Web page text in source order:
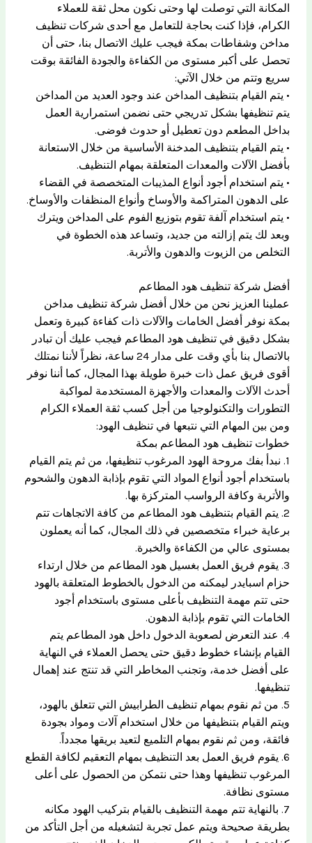
المكانة التي توصلت لها وحتى نكون محل ثقة للعملاء
الكرام، فإذا كنت بحاجة للتعامل مع أحدى شركات تنظيف
مداخن وشفاطات بمكة فيجب عليك الاتصال بنا، حتى أن
تحصل على أكبر مستوى من الكفاءة والجودة الفائقة بوقت
سريع وتتم من خلال الآتي:
• يتم القيام بتنظيف المداخن عند وجود العديد من المداخن
يتم تنظيفها بشكل تدريجي حتى نضمن استمرارية العمل
بداخل المطعم دون تعطيل أو حدوث فوضى.
• يتم القيام بتنظيف المدخنة الأساسية من خلال الاستعانة
بأفضل الآلات والمعدات المتعلقة بمهام التنظيف.
• يتم استخدام أجود أنواع المذيبات المتخصصة في القضاء
على الدهون المتراكمة والأوساخ وأنواع المنظفات والأوساخ.
• يتم استخدام آلفة تقوم بتوزيع الفوم على المداخن ويترك
وبعد لك يتم إزالته من جديد، وتساعد هذه الخطوة في
التخلص من الزيوت والدهون والأتربة.
أفضل شركة تنظيف هود المطاعم
عملينا العزيز نحن من خلال أفضل شركة تنظيف مداخن
بمكة نوفر أفضل الخامات والآلات ذات كفاءة كبيرة وتعمل
بشكل دقيق في تنظيف هود المطاعم فيجب عليك أن تبادر
بالاتصال بنا بأي وقت على مدار 24 ساعة، نظراً لأننا نمتلك
أقوى فريق عمل ذات خبرة طويلة بهذا المجال، كما أننا نوفر
أحدث الآلات والمعدات والأجهزة المستخدمة لمواكبة
التطورات والتكنولوجيا من أجل كسب ثقة العملاء الكرام
ومن بين المهام التي نتبعها في تنظيف الهود:
خطوات تنظيف هود المطاعم بمكة
1. نبدأ بفك مروحة الهود المرغوب تنظيفها، من ثم يتم القيام
باستخدام أجود أنواع المواد التي تقوم بإذابة الدهون والشحوم
والأتربة وكافة الرواسب المتركزة بها.
2. يتم القيام بتنظيف هود المطاعم من كافة الاتجاهات تتم
برعاية خبراء متخصصين في ذلك المجال، كما أنه يعملون
بمستوى عالي من الكفاءة والخبرة.
3. يقوم فريق العمل بغسيل هود المطاعم من خلال ارتداء
حزام اسبايدر ليمكنه من الدخول بالخطوط المتعلقة بالهود
حتى تتم مهمة التنظيف بأعلى مستوى باستخدام أجود
الخامات التي تقوم بإذابة الدهون.
4. عند التعرض لصعوبة الدخول داخل هود المطاعم يتم
القيام بإنشاء خطوط دقيق حتى يحصل العملاء في النهاية
على أفضل خدمة، وتجنب المخاطر التي قد تنتج عند إهمال
تنظيفها.
5. من ثم نقوم بمهام تنظيف الطرابيش التي تتعلق بالهود،
ويتم القيام بتنظيفها من خلال استخدام آلات ومواد بجودة
فائقة، ومن ثم نقوم بمهام التلميع لتعيد بريقها مجدداً.
6. يقوم فريق العمل بعد التنظيف بمهام التعقيم لكافة القطع
المرغوب تنظيفها وهذا حتى نتمكن من الحصول على أعلى
مستوى نظافة.
7. بالنهاية تتم مهمة التنظيف بالقيام بتركيب الهود مكانه
بطريقة صحيحة ويتم عمل تجربة لتشغيله من أجل التأكد من